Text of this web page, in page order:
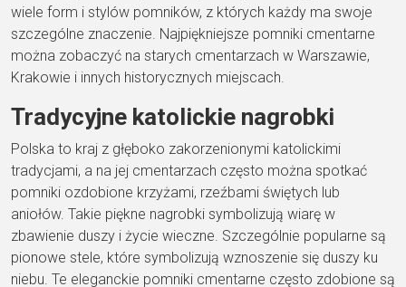
wiele form i stylów pomników, z których każdy ma swoje
szczególne znaczenie. Najpiękniejsze pomniki cmentarne
można zobaczyć na starych cmentarzach w Warszawie,
Krakowie i innych historycznych miejscach.
Tradycyjne katolickie nagrobki
Polska to kraj z głęboko zakorzenionymi katolickimi
tradycjami, a na jej cmentarzach często można spotkać
pomniki ozdobione krzyżami, rzeźbami świętych lub
aniołów. Takie piękne nagrobki symbolizują wiarę w
zbawienie duszy i życie wieczne. Szczególnie popularne są
pionowe stele, które symbolizują wznoszenie się duszy ku
niebu. Te eleganckie pomniki cmentarne często zdobione są